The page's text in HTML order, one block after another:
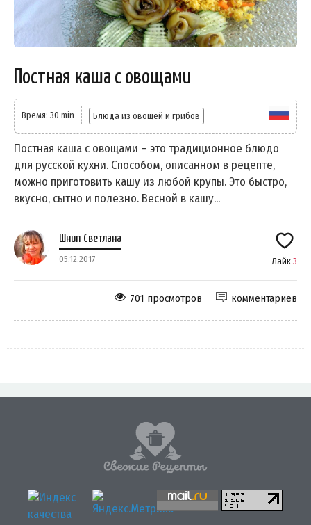
Постная каша с овощами
Время: 30 min Блюда из овощей и грибов
Постная каша с овощами – это традиционное блюдо
для русской кухни. Способом, описанном в рецепте,
можно приготовить кашу из любой крупы. Это быстро,
вкусно, сытно и полезно. Весной в кашу...
Шнип Светлана
05.12.2017 Лайк 3
комментариев
701 просмотров